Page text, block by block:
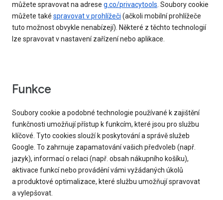
můžete spravovat na adrese g.co/privacytools. Soubory cookie
můžete také spravovat v prohlížeči (ačkoli mobilní prohlížeče
tuto možnost obvykle nenabízejí). Některé z těchto technologií
lze spravovat v nastavení zařízení nebo aplikace.
Funkce
Soubory cookie a podobné technologie používané k zajištění
funkčnosti umožňují přístup k funkcím, které jsou pro službu
klíčové. Tyto cookies slouží k poskytování a správě služeb
Google. To zahrnuje zapamatování vašich předvoleb (např.
jazyk), informací o relaci (např. obsah nákupního košíku),
aktivace funkcí nebo provádění vámi vyžádaných úkolů
a produktové optimalizace, které službu umožňují spravovat
a vylepšovat.